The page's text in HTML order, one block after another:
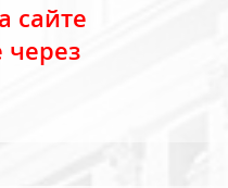
сайте
через